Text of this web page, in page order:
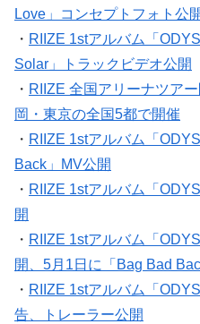
Love」コンセプトフォト公
・ RIIZE 1stアルバム「
Solar」トラックビデオ公開
・ RIIZE 全国アリーナツア
岡・東京の全国5都で開催
・ RIIZE 1stアルバム「
Back」MV公開
・ RIIZE 1stアルバム「
開
・ RIIZE 1stアルバム「
開、5月1日に「Bag Bad
・ RIIZE 1stアルバム「
告、トレーラー公開